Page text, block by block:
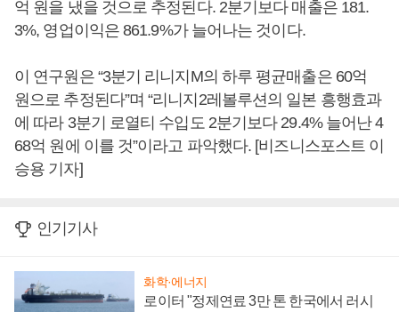
억 원을 냈을 것으로 추정된다. 2분기보다 매출은 181.
3%, 영업이익은 861.9%가 늘어나는 것이다.
이 연구원은 “3분기 리니지M의 하루 평균매출은 60억
원으로 추정된다”며 “리니지2레볼루션의 일본 흥행효과
에 따라 3분기 로열티 수입도 2분기보다 29.4% 늘어난 4
68억 원에 이를 것”이라고 파악했다. [비즈니스포스트 이
승용 기자]
인기기사
화학·에너지
로이터 "정제연료 3만 톤 한국에서 러시